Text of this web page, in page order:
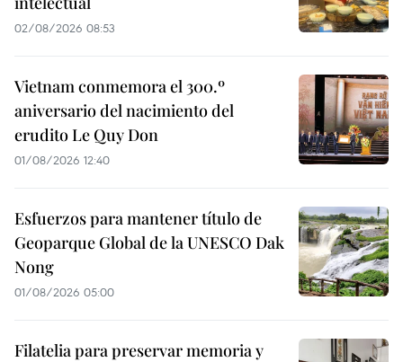
02/08/2026 08:53
Vietnam conmemora el 300.º
aniversario del nacimiento del
erudito Le Quy Don
01/08/2026 12:40
Esfuerzos para mantener título de
Geoparque Global de la UNESCO Dak
Nong
01/08/2026 05:00
Filatelia para preservar memoria y